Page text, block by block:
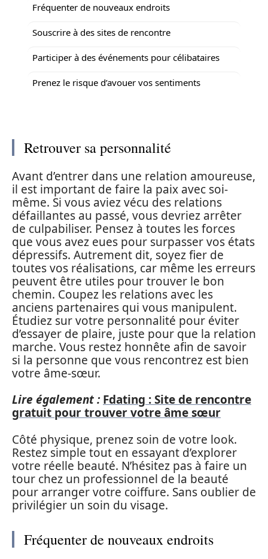
Fréquenter de nouveaux endroits
Souscrire à des sites de rencontre
Participer à des événements pour célibataires
Prenez le risque d’avouer vos sentiments
Retrouver sa personnalité
Avant d’entrer dans une relation amoureuse,
il est important de faire la paix avec soi-
même. Si vous aviez vécu des relations
défaillantes au passé, vous devriez arrêter
de culpabiliser. Pensez à toutes les forces
que vous avez eues pour surpasser vos états
dépressifs. Autrement dit, soyez fier de
toutes vos réalisations, car même les erreurs
peuvent être utiles pour trouver le bon
chemin. Coupez les relations avec les
anciens partenaires qui vous manipulent.
Étudiez sur votre personnalité pour éviter
d’essayer de plaire, juste pour que la relation
marche. Vous restez honnête afin de savoir
si la personne que vous rencontrez est bien
votre âme-sœur.
Lire également : Fdating : Site de rencontre
gratuit pour trouver votre âme sœur
Côté physique, prenez soin de votre look.
Restez simple tout en essayant d’explorer
votre réelle beauté. N’hésitez pas à faire un
tour chez un professionnel de la beauté
pour arranger votre coiffure. Sans oublier de
privilégier un soin du visage.
Fréquenter de nouveaux endroits